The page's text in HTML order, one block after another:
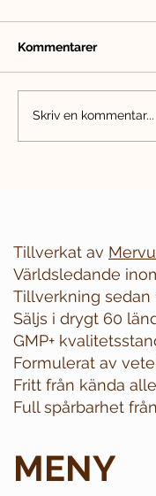
Sommar med
Kommentarer
Skriv en kommentar...
Tillverkat av
Världsledande
Tillverkning sedan
Säljs i drygt 60
GMP+
Formulerat av
Fritt från kända
Full spårbarhet
MENY